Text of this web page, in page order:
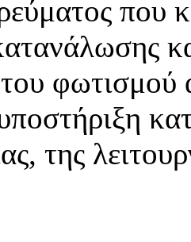
που
φωτισμού
της